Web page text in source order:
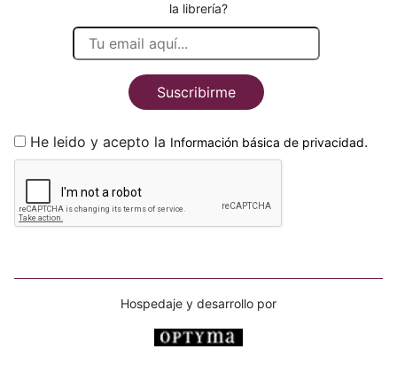
la librería?
Suscribirme
He leido y acepto la Información básica de privacidad.
Hospedaje y desarrollo por